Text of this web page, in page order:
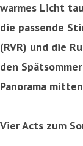
warmes Licht
die passende
(RVR) und die
den
Panorama
Vier Acts zum